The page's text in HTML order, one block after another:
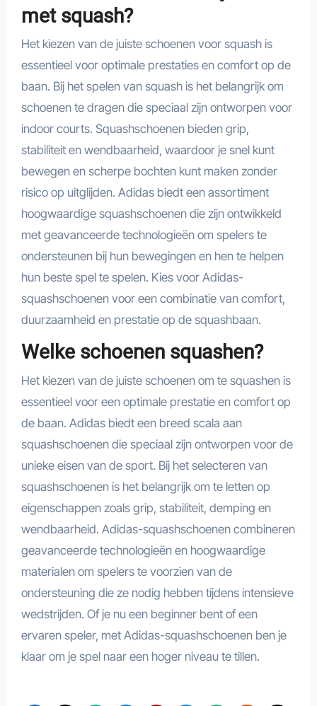
met squash?
Het kiezen van de juiste schoenen voor squash is
essentieel voor optimale prestaties en comfort op de
baan. Bij het spelen van squash is het belangrijk om
schoenen te dragen die speciaal zijn ontworpen voor
indoor courts. Squashschoenen bieden grip,
stabiliteit en wendbaarheid, waardoor je snel kunt
bewegen en scherpe bochten kunt maken zonder
risico op uitglijden. Adidas biedt een assortiment
hoogwaardige squashschoenen die zijn ontwikkeld
met geavanceerde technologieën om spelers te
ondersteunen bij hun bewegingen en hen te helpen
hun beste spel te spelen. Kies voor Adidas-
squashschoenen voor een combinatie van comfort,
duurzaamheid en prestatie op de squashbaan.
Welke schoenen squashen?
Het kiezen van de juiste schoenen om te squashen is
essentieel voor een optimale prestatie en comfort op
de baan. Adidas biedt een breed scala aan
squashschoenen die speciaal zijn ontworpen voor de
unieke eisen van de sport. Bij het selecteren van
squashschoenen is het belangrijk om te letten op
eigenschappen zoals grip, stabiliteit, demping en
wendbaarheid. Adidas-squashschoenen combineren
geavanceerde technologieën en hoogwaardige
materialen om spelers te voorzien van de
ondersteuning die ze nodig hebben tijdens intensieve
wedstrijden. Of je nu een beginner bent of een
ervaren speler, met Adidas-squashschoenen ben je
klaar om je spel naar een hoger niveau te tillen.